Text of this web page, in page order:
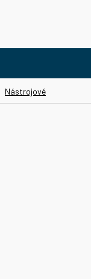
Nástrojové